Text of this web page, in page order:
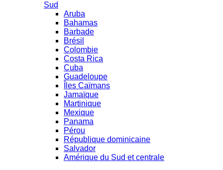
Sud
Aruba
Bahamas
Barbade
Brésil
Colombie
Costa Rica
Cuba
Guadeloupe
Îles Caïmans
Jamaïque
Martinique
Mexique
Panama
Pérou
République dominicaine
Salvador
Amérique du Sud et centrale